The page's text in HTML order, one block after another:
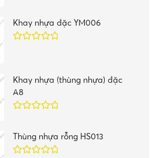
Khay nhựa đặc YM006
Khay nhựa (thùng nhựa) đặc
A8
Thùng nhựa rỗng HS013